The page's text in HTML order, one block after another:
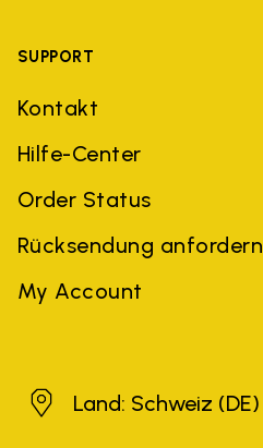
SUPPORT
Kontakt
Hilfe-Center
Order Status
Rücksendung anfordern
My Account
SchweizLand: Schweiz (DE)